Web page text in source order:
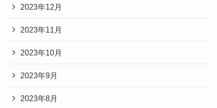
2023年12月
2023年11月
2023年10月
2023年9月
2023年8月